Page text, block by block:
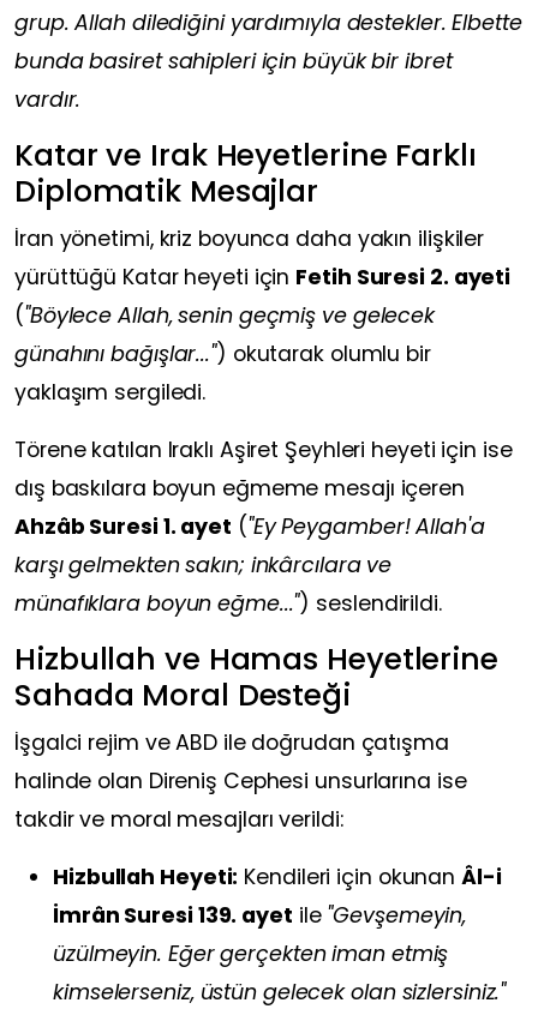
grup. Allah dilediğini yardımıyla destekler. Elbette
bunda basiret sahipleri için büyük bir ibret
vardır.
Katar ve Irak Heyetlerine Farklı
Diplomatik Mesajlar
İran yönetimi, kriz boyunca daha yakın ilişkiler
yürüttüğü Katar heyeti için Fetih Suresi 2. ayeti
("Böylece Allah, senin geçmiş ve gelecek
günahını bağışlar...") okutarak olumlu bir
yaklaşım sergiledi.
Törene katılan Iraklı Aşiret Şeyhleri heyeti için ise
dış baskılara boyun eğmeme mesajı içeren
Ahzâb Suresi 1. ayet ("Ey Peygamber! Allah'a
karşı gelmekten sakın; inkârcılara ve
münafıklara boyun eğme...") seslendirildi.
Hizbullah ve Hamas Heyetlerine
Sahada Moral Desteği
İşgalci rejim ve ABD ile doğrudan çatışma
halinde olan Direniş Cephesi unsurlarına ise
takdir ve moral mesajları verildi:
Hizbullah Heyeti: Kendileri için okunanÂl-i
İmrân Suresi 139. ayet ile "Gevşemeyin,
üzülmeyin. Eğer gerçekten iman etmiş
kimselerseniz, üstün gelecek olan sizlersiniz."